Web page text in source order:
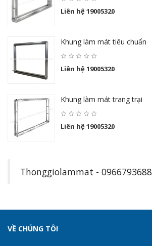
Liên hệ 19005320
Khung làm mát tiêu chuẩn
Liên hệ 19005320
Khung làm mát trang trại
Liên hệ 19005320
Thonggiolammat - 0966793688
VỀ CHÚNG TÔI